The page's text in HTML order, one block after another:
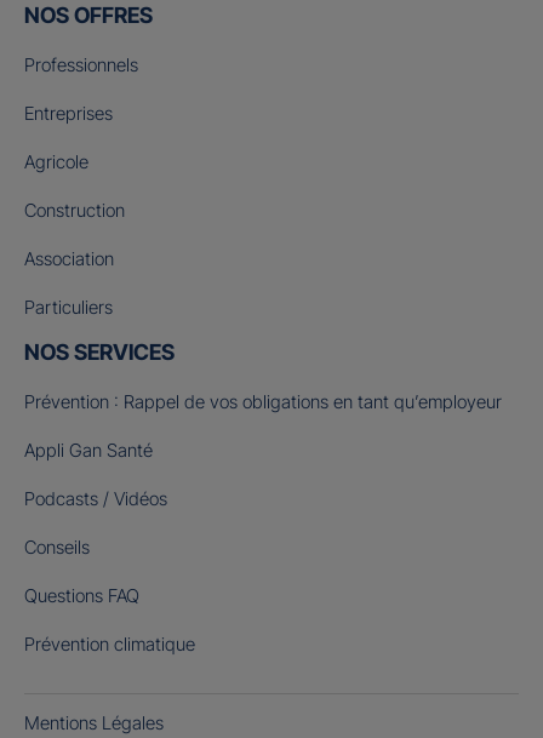
NOS OFFRES
Professionnels
Entreprises
Agricole
Construction
Association
Particuliers
NOS SERVICES
Prévention : Rappel de vos obligations en tant qu’employeur
Appli Gan Santé
Podcasts / Vidéos
Conseils
Questions FAQ
Prévention climatique
Mentions Légales